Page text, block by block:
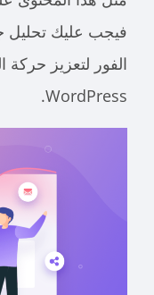
فيجب عليك تحليل
الفور لتعزيز حركة
WordPress.